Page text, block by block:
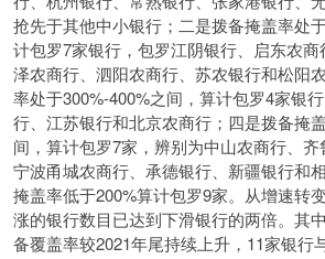
抢先于其他中小银行；二是拨备掩盖率处
计包罗7家银行，包罗江阴银行、启东农
泽农商行、泗阳农商行、苏农银行和松阳
率处于300%-400%之间，算计包罗4家银
行、江苏银行和北京农商行；四是拨备掩
间，算计包罗7家，辨别为中山农商行、齐
宁波甬城农商行、承德银行、新疆银行和
掩盖率低于200%算计包罗9家。从增速转
涨的银行数目已达到下滑银行的两倍。其
备覆盖率较2021年尾持续上升，11家银行